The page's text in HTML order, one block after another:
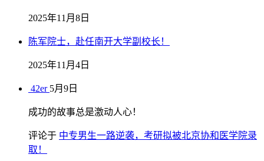
2025年11月8日
陈军院士，赴任南开大学副校长！
2025年11月4日
42er 5月9日
成功的故事总是激动人心！
评论于 中专男生一路逆袭，考研拟被北京协和医学院录
取！